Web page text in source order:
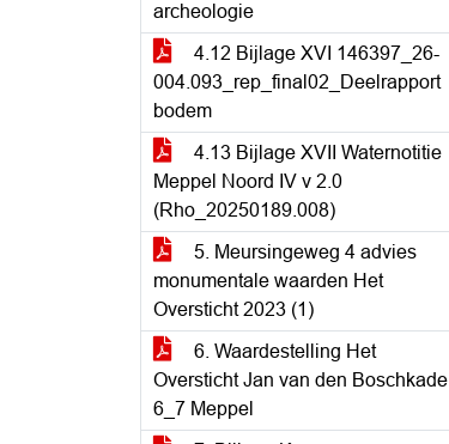
archeologie
4.12 Bijlage XVI 146397_26-
004.093_rep_final02_Deelrapport
bodem
4.13 Bijlage XVII Waternotitie
Meppel Noord IV v 2.0
(Rho_20250189.008)
5. Meursingeweg 4 advies
monumentale waarden Het
Oversticht 2023 (1)
6. Waardestelling Het
Oversticht Jan van den Boschkade
6_7 Meppel